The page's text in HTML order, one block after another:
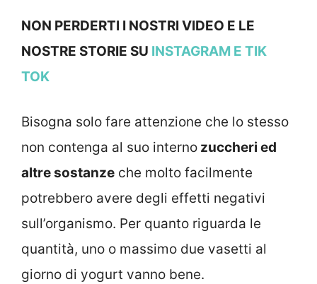
NON PERDERTI I NOSTRI VIDEO E LE
NOSTRE STORIE SU INSTAGRAM E TIK
TOK
Bisogna solo fare attenzione che lo stesso
non contenga al suo interno zuccheri ed
altre sostanze che molto facilmente
potrebbero avere degli effetti negativi
sull’organismo. Per quanto riguarda le
quantità, uno o massimo due vasetti al
giorno di yogurt vanno bene.